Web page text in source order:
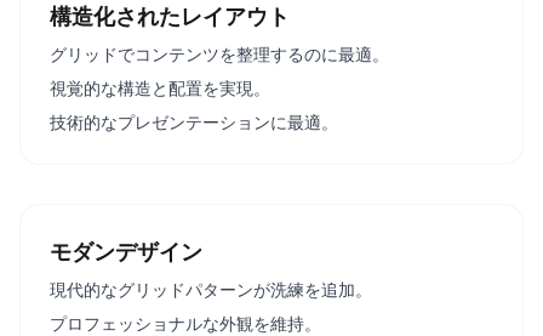
構造化されたレイアウト
グリッドでコンテンツを整理するのに最適。
視覚的な構造と配置を実現。
技術的なプレゼンテーションに最適。
モダンデザイン
現代的なグリッドパターンが洗練を追加。
プロフェッショナルな外観を維持。